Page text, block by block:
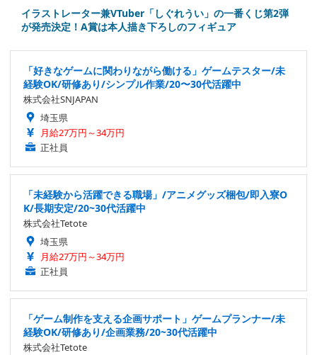
イラストレーター兼VTuber「しぐれうい」の一番くじ第2弾
が発売決定！A賞は本人描き下ろしのフィギュア
「好きなゲームに関わりながら働ける」ゲームテスター/未
経験OK/研修あり/シンプル作業/20〜30代活躍中
株式会社SNJAPAN
埼玉県
月給27万円～34万円
正社員
「未経験から活躍できる職場」/アニメグッズ梱包/即入寮O
K/長期安定/20~30代活躍中
株式会社Tetote
埼玉県
月給27万円～34万円
正社員
「ゲーム制作を支える企画サポート」ゲームプランナー/未
経験OK/研修あり/企画業務/20~30代活躍中
株式会社Tetote